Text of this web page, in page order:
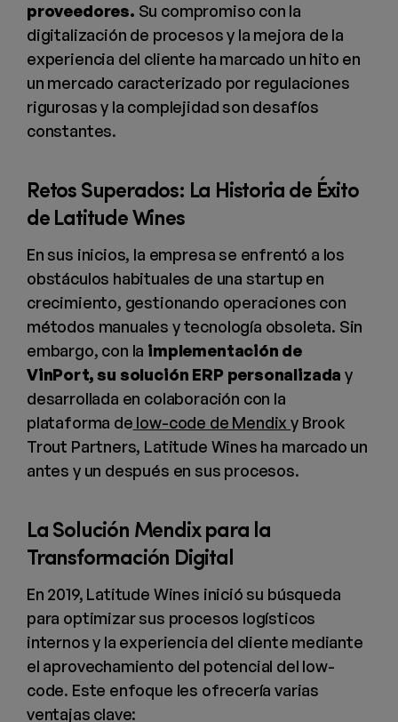
proveedores. Su compromiso con la
digitalización de procesos y la mejora de la
experiencia del cliente ha marcado un hito en
un mercado caracterizado por regulaciones
rigurosas y la complejidad son desafíos
constantes.
Retos Superados: La Historia de Éxito
de Latitude Wines
En sus inicios, la empresa se enfrentó a los
obstáculos habituales de una startup en
crecimiento, gestionando operaciones con
métodos manuales y tecnología obsoleta. Sin
embargo, con la implementación de
VinPort, su solución ERP personalizada y
desarrollada en colaboración con la
plataforma de low-code de Mendixy Brook
Trout Partners, Latitude Wines ha marcado un
antes y un después en sus procesos.
La Solución Mendix para la
Transformación Digital
En 2019, Latitude Wines inició su búsqueda
para optimizar sus procesos logísticos
internos y la experiencia del cliente mediante
el aprovechamiento del potencial del low-
code. Este enfoque les ofrecería varias
ventajas clave: